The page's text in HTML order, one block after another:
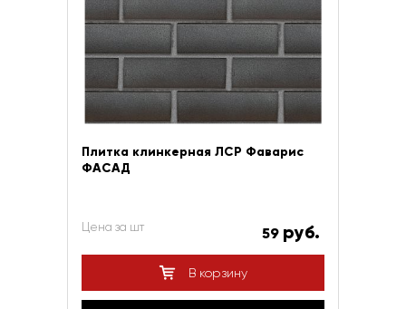
Плитка клинкерная ЛСР Фаварис
ФАСАД
Цена за шт 59 руб.
В корзину